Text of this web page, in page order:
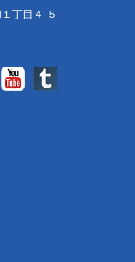
丁目４-５